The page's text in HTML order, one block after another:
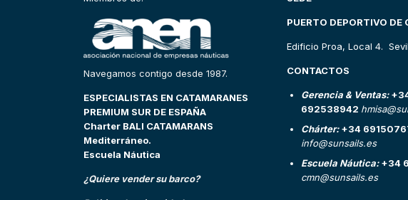
Navegamos contigo desde 1987.
ESPECIALISTAS EN CATAMARANES
PREMIUM SUR DE ESPAÑA
Charter BALI CATAMARANS
Mediterráneo.
Escuela Náutica
¿Quiere vender su barco?
PUERTO DEPORTIVO DE
Edificio Proa, Local 4.
CONTACTOS
Gerencia & Ventas:
692538942
Chárter:+34
info@sunsails.es
Escuela Náutica:+34
cmn@sunsails.es